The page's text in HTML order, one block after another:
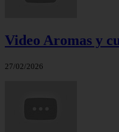
Video Aromas y
27/02/2026